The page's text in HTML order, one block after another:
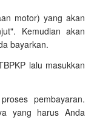
motor) yang akan
Kemudian akan
bayarkan.
lalu masukkan
pembayaran.
yang harus Anda